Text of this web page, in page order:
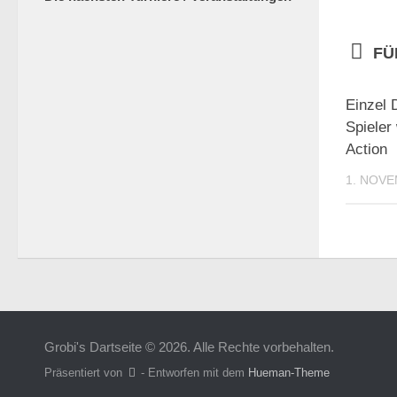
Einzel
Spieler
Action
1.
Grobi's Dartseite © 2026. Alle Rechte vorbehalten.
Präsentiert von - Entworfen mit dem Hueman-Theme